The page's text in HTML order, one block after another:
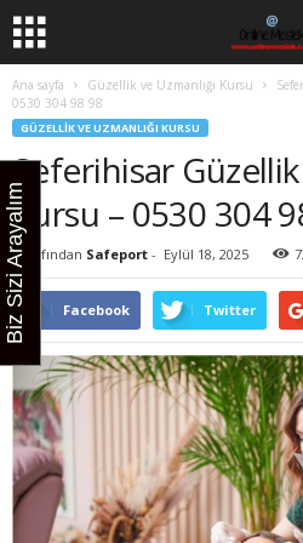
Ana sayfa Güzellik ve Uzmanlığı Kursu
0530 304 98 98
GÜZELLIK VE UZMANLIĞI KURSU
Seferihisar Güzellik
Kursu – 0530 304
Tarafından Safeport - Eylül 18, 2025
Facebook Twitter
Biz Sizi Arayalım